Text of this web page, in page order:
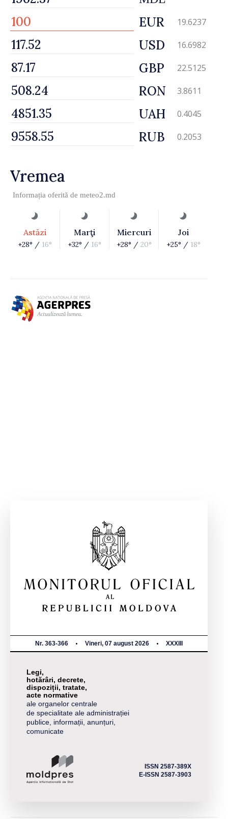
EUR 19.6237
USD 16.6982
GBP 22.5125
RON 3.8611
UAH 0.4045
RUB 0.2053
Vremea
Informația oferită de meteo2.md
Astăzi
+28° / 16°
Marţi
+32° / 16°
Miercuri
+28° / 20°
Joi
+25° / 18°
Nr. 363-366 Vineri, 07 august 2026 XXXIII
Legi,
hotărâri, decrete,
dispoziții, tratate,
acte normative
ale organelor centrale
de specialitate ale administrației
publice, informații, anunțuri,
comunicate
ISSN 2587-389X
E-ISSN 2587-3903